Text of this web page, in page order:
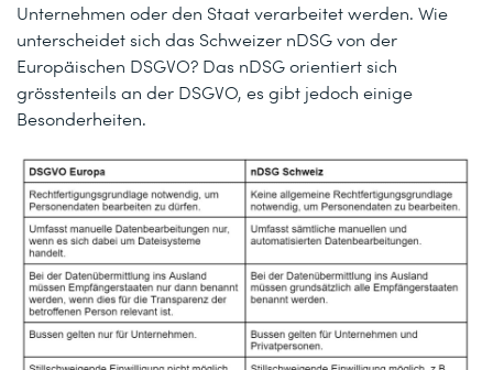
Unternehmen oder den Staat verarbeitet werden. Wie
unterscheidet sich das Schweizer nDSG von der
Europäischen DSGVO? Das nDSG orientiert sich
grösstenteils an der DSGVO, es gibt jedoch einige
Besonderheiten.